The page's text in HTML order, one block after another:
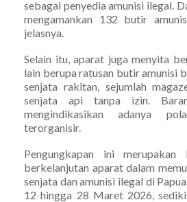
sebagai penyedia amunisi ilegal.
mengamankan 132 butir
jelasnya.
Selain itu, aparat juga menyita
lain berupa ratusan butir amunisi
senjata rakitan, sejumlah
senjata api tanpa izin.
mengindikasikan adanya
terorganisir.
Pengungkapan ini
berkelanjutan aparat dalam
senjata dan amunisi ilegal di
12 hingga 28 Maret 2026,